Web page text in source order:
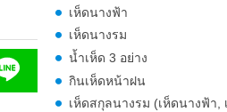
เห็ดนางฟ้า
เห็ดนางรม
น้ำเห็ด 3 อย่าง
กินเห็ดหน้าฝน
เห็ดสกุลนางรม (เห็ดนางฟ้า,